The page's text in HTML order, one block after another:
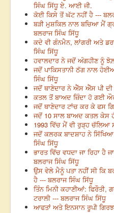
ਸਿੰਘ ਸਿੱਧੂ ਏ. ਆਈ ਜੀ.
ਕੋਈ ਕਿਸੇ ਤੋਂ ਘੱਟ ਨਹੀਂ ਹੈ ---
ਬੜੀ ਮੁਸ਼ਕਿਲ ਨਾਲ ਬਚਿਆ ਮੈਂ
ਬਲਰਾਜ ਸਿੰਘ ਸਿੱਧੂ
ਕਦੇ ਵੀ ਗੰਨਮੈਨ, ਲਾਂਗਰੀ ਅਤੇ
ਸਿੰਘ ਸਿੱਧੂ
ਹਵਾਲਦਾਰ ਨੇ ਜਦੋਂ ਅੰਗਹੀਣ ਨੂੰ
ਜਦੋਂ ਪਾਕਿਸਤਾਨੀ ਠੱਗ ਨਾਲ
ਸਿੰਘ ਸਿੱਧੂ
ਜਦੋਂ ਥਾਣੇਦਾਰ ਨੇ ਐੱਸ ਐੱਸ ਪੀ
ਕਤਲ ਤੋਂ ਬਾਅਦ ਜ਼ਿੰਦਾ ਹੋ ਗਈ
ਜਦੋਂ ਥਾਣੇਦਾਰ ਟਾਂਚ ਕਰ ਕੇ ਫਸ
ਜਦੋਂ 10 ਸਾਲ ਬਾਅਦ ਕਤਲ ਕੇਸ
1993 ਵਿੱਚ ਮੈਂ ਵੀ ਰੁੜ੍ਹ ਚੱਲਿਆ
ਜਦੋਂ ਕਲਰਕ ਬਾਦਸ਼ਾਹ ਨੇ
ਸਿੰਘ ਸਿੱਧੂ
ਭਾਰਤ ਵਿੱਚ ਵਧਦਾ ਜਾ ਰਿਹਾ ਹੈ
ਬਲਰਾਜ ਸਿੰਘ ਸਿੱਧੂ
ਉਸ ਵੇਲੇ ਮੈਨੂੰ ਪਤਾ ਨਹੀਂ ਸੀ ਕਿ
ਹੈ --- ਬਲਰਾਜ ਸਿੰਘ ਸਿੱਧੂ
ਤਿੰਨ ਮਿਨੀ ਕਹਾਣੀਆਂ: ਫਿਰੌਤੀ,
ਟਰਾਲੀ --- ਬਲਰਾਜ ਸਿੰਘ ਸਿੱਧੂ
ਆਫਤਾਂ ਅਤੇ ਇਨਸਾਨ ਰੂਪੀ